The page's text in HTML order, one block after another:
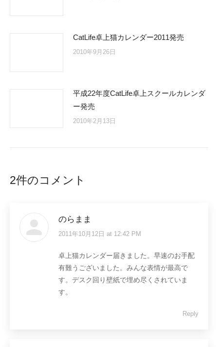
CatLife卓上猫カレンダー2011発売
2010年9月26日
平成22年度CatLife卓上スクールカレンダ
ー発売
2010年2月13日
2件のコメント
のらまま
says:
2011年10月12日 at 12:42 PM
卓上猫カレンダー届きました。早速のお手配
有難うございました。みんな表情が最高で
す。デスク回り壁紙で埋め尽くされていま
す。
Reply